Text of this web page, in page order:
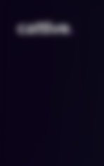
cattive.